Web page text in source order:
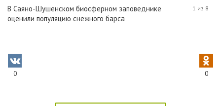
В Саяно-Шушенском биосферном заповеднике
оценили популяцию снежного барса
1 из 8
0 0